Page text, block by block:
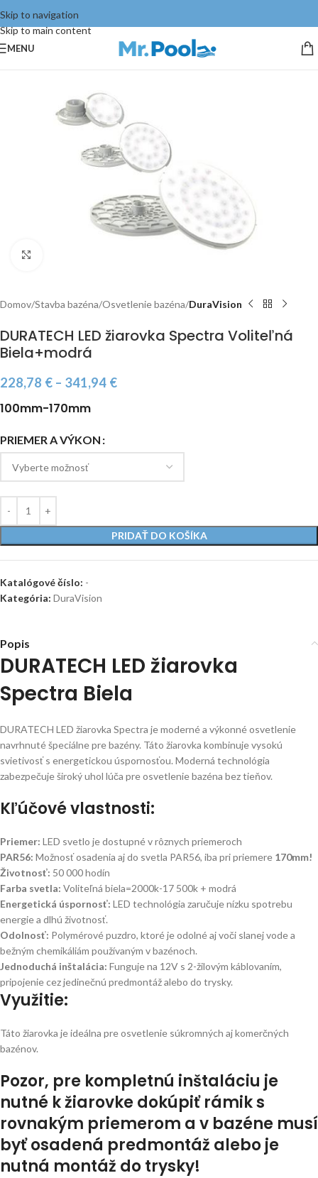
Skip to navigation
Skip to main content
MENU
Domov Stavba bazéna Osvetlenie bazéna DuraVision
DURATECH LED žiarovka Spectra Voliteľná
Biela+modrá
228,78 € – 341,94 €
100mm-170mm
PRIEMER A VÝKON
PRIDAŤ DO KOŠÍKA
Katalógové číslo: -
Kategória: DuraVision
Popis
DURATECH LED žiarovka
Spectra Biela
DURATECH LED žiarovka Spectra je moderné a výkonné osvetlenie
navrhnuté špeciálne pre bazény. Táto žiarovka kombinuje vysokú
svietivosť s energetickou úspornosťou. Moderná technológia
zabezpečuje široký uhol lúča pre osvetlenie bazéna bez tieňov.
Kľúčové vlastnosti:
Priemer: LED svetlo je dostupné v rôznych priemeroch
PAR56: Možnosť osadenia aj do svetla PAR56, iba pri priemere 170mm!
Životnosť: 50 000 hodín
Farba svetla: Voliteľná biela=2000k-17 500k + modrá
Energetická úspornosť: LED technológia zaručuje nízku spotrebu
energie a dlhú životnosť.
Odolnosť: Polymérové puzdro, ktoré je odolné aj voči slanej vode a
bežným chemikáliám používaným v bazénoch.
Jednoduchá inštalácia: Funguje na 12V s 2-žilovým káblovaním,
pripojenie cez jedinečnú predmontáž alebo do trysky.
Využitie:
Táto žiarovka je ideálna pre osvetlenie súkromných aj komerčných
bazénov.
Pozor, pre kompletnú inštaláciu je
nutné k žiarovke dokúpiť rámik s
rovnakým priemerom a v bazéne musí
byť osadená predmontáž alebo je
nutná montáž do trysky!